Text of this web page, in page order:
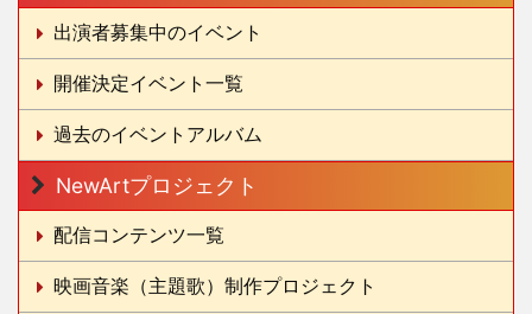
出演者募集中のイベント
開催決定イベント一覧
過去のイベントアルバム
NewArtプロジェクト
配信コンテンツ一覧
映画音楽（主題歌）制作プロジェクト